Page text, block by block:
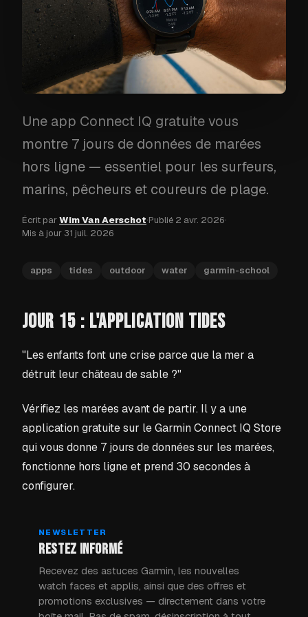
Une app Connect IQ gratuite vous
montre 7 jours de données de marées
hors ligne — essentiel pour les surfeurs,
marins, pêcheurs et coureurs de plage.
Écrit parWim Van Aerschot·Publié 2 avr. 2026·
Mis à jour 31 juil. 2026
apps tides outdoor water garmin-school
JOUR 15 : L'APPLICATION TIDES
"Les enfants font une crise parce que la mer a
détruit leur château de sable ?"
Vérifiez les marées avant de partir. Il y a une
application gratuite sur le Garmin Connect IQ Store
qui vous donne 7 jours de données sur les marées,
fonctionne hors ligne et prend 30 secondes à
configurer.
NEWSLETTER
RESTEZ INFORMÉ
Recevez des astuces Garmin, les nouvelles
watch faces et applis, ainsi que des offres et
promotions exclusives — directement dans votre